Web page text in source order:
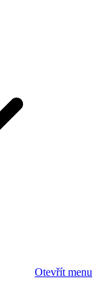
Otevřít menu